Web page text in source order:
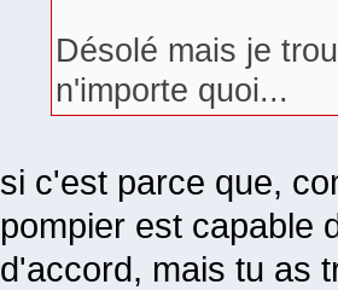
Désolé mais je
n'importe quoi...
si c'est parce que,
pompier est capable
d'accord, mais tu as